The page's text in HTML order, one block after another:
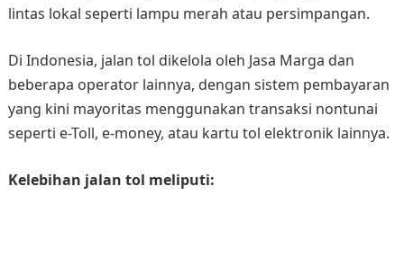
lintas lokal seperti lampu merah atau persimpangan.
Di Indonesia, jalan tol dikelola oleh Jasa Marga dan
beberapa operator lainnya, dengan sistem pembayaran
yang kini mayoritas menggunakan transaksi nontunai
seperti e-Toll, e-money, atau kartu tol elektronik lainnya.
Kelebihan jalan tol meliputi: